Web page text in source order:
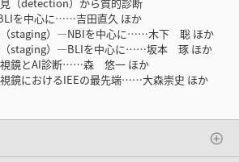
を中心に……吉田直久 ほか
staging）―NBIを中心に……木下 聡 ほか
staging）―BLIを中心に……坂本 琢 ほか
視鏡とAI診断……森 悠一 ほか
鏡におけるIEEの最先端……大森崇史 ほか